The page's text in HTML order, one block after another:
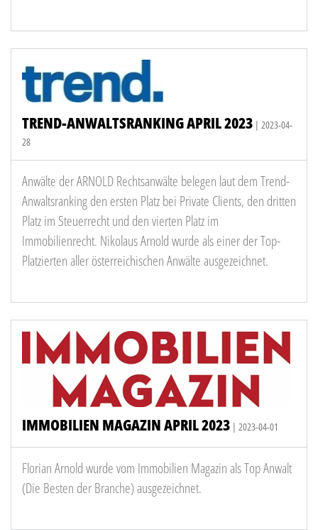
TREND-ANWALTSRANKING APRIL 2023 | 2023-04-
28
Anwälte der ARNOLD Rechtsanwälte belegen laut dem Trend-
Anwaltsranking den ersten Platz bei Private Clients, den dritten
Platz im Steuerrecht und den vierten Platz im
Immobilienrecht. Nikolaus Arnold wurde als einer der Top-
Platzierten aller österreichischen Anwälte ausgezeichnet.
IMMOBILIEN MAGAZIN APRIL 2023 | 2023-04-01
Florian Arnold wurde vom Immobilien Magazin als Top Anwalt
(Die Besten der Branche) ausgezeichnet.